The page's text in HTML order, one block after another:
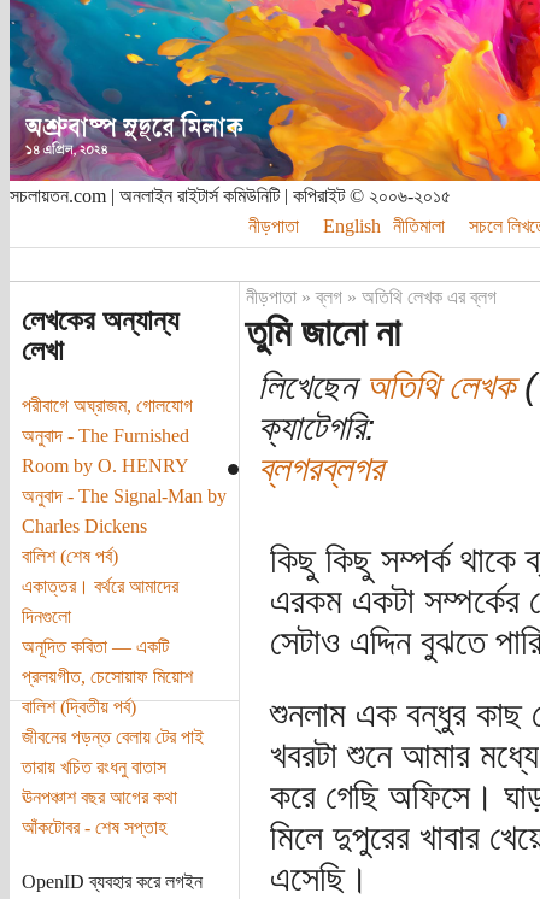
সচলায়তন.com | অনলাইন রাইটার্স কমিউনিটি | কপিরাইট © ২০০৬-২০১৫
নীড়পাতা
English নীতিমালা সচলে
লেখকের অন্যান্য
লেখা
পরীবাগে অঘ্রাজম, গোলযোগ
অনুবাদ - The Furnished
Room by O. HENRY
অনুবাদ - The Signal-Man by
Charles Dickens
বালিশ (শেষ পর্ব)
একাত্তর। বর্থরে আমাদের
দিনগুলো
অনূদিত কবিতা — একটি
প্রলয়গীত, চেসোয়াফ মিয়োশ
বালিশ (দ্বিতীয় পর্ব)
জীবনের পড়ন্ত বেলায় টের পাই
তারায় খচিত রংধনু বাতাস
ঊনপঞ্চাশ বছর আগের কথা
আঁকটোবর - শেষ সপ্তাহ
OpenID ব্যবহার করে লগইন
নীড়পাতা»ব্লগ» অতিথি লেখক এর ব্লগ
তুমি জানো না
লিখেছেন অতিথি লেখক
ক্যাটেগরি:
ব্লগরব্লগর
কিছু কিছু সম্পর্ক থাকে
এরকম একটা সম্পর্কের
সেটাও এদ্দিন বুঝতে
শুনলাম এক বন্ধুর কাছ
খবরটা শুনে আমার
করে গেছি অফিসে।
মিলে দুপুরের খাবার
এসেছি।